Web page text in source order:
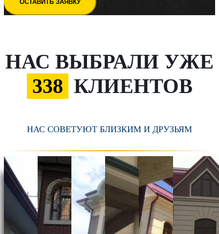
ОСТАВИТЬ ЗАЯВКУ
НАС ВЫБРАЛИ УЖЕ
338 КЛИЕНТОВ
НАС СОВЕТУЮТ БЛИЗКИМ И ДРУЗЬЯМ